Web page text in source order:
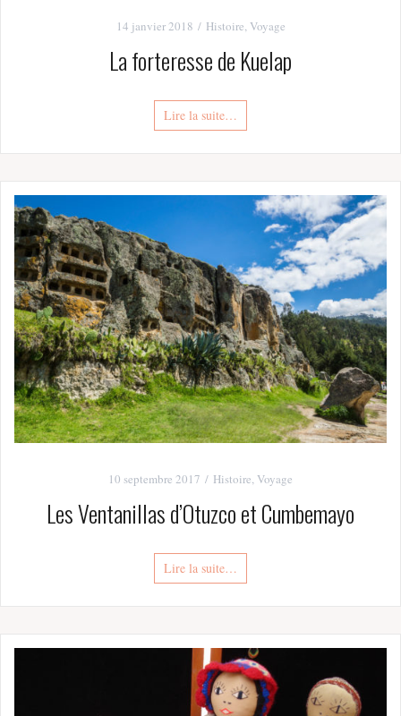
14 janvier 2018 Histoire,Voyage
La forteresse de Kuelap
Lire la suite…
10 septembre 2017 Histoire,Voyage
Les Ventanillas d’Otuzco et Cumbemayo
Lire la suite…